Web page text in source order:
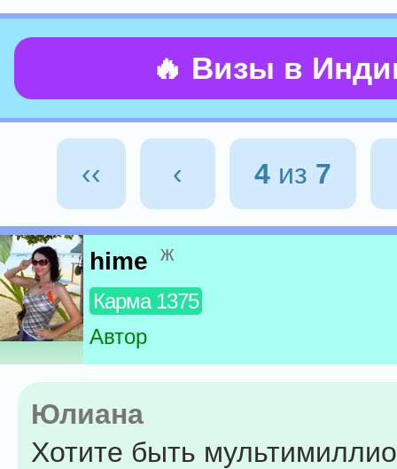
🔥 Визы в
‹‹ ‹ 4из 7
hime ж
Карма 1375
Автор
Юлиана
Хотите быть